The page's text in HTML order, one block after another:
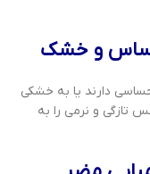
دارند یا به خشکی
تازگی و نرمی را به